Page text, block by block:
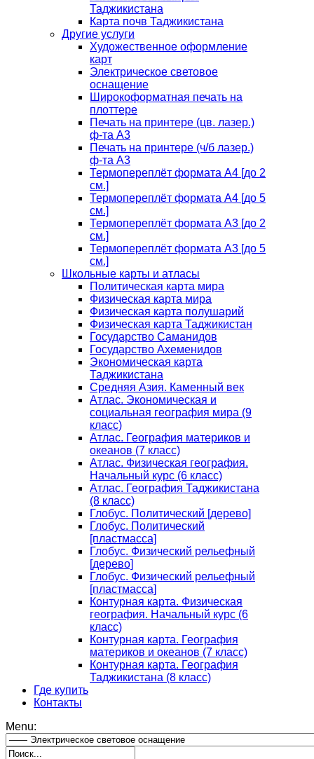
Таджикистана
Карта почв Таджикистана
Другие услуги
Художественное оформление
карт
Электрическое световое
оснащение
Широкоформатная печать на
плоттере
Печать на принтере (цв. лазер.)
ф-та А3
Печать на принтере (ч/б лазер.)
ф-та А3
Термопереплёт формата А4 [до 2
см.]
Термопереплёт формата А4 [до 5
см.]
Термопереплёт формата А3 [до 2
см.]
Термопереплёт формата А3 [до 5
см.]
Школьные карты и атласы
Политическая карта мира
Физическая карта мира
Физическая карта полушарий
Физическая карта Таджикистан
Государство Саманидов
Государство Ахеменидов
Экономическая карта
Таджикистана
Средняя Азия. Каменный век
Атлас. Экономическая и
социальная география мира (9
класс)
Атлас. География материков и
океанов (7 класс)
Атлас. Физическая география.
Начальный курс (6 класс)
Атлас. География Таджикистана
(8 класс)
Глобус. Политический [дерево]
Глобус. Политический
[пластмасса]
Глобус. Физический рельефный
[дерево]
Глобус. Физический рельефный
[пластмасса]
Контурная карта. Физическая
география. Начальный курс (6
класс)
Контурная карта. География
материков и океанов (7 класс)
Контурная карта. География
Таджикистана (8 класс)
Где купить
Контакты
Menu: